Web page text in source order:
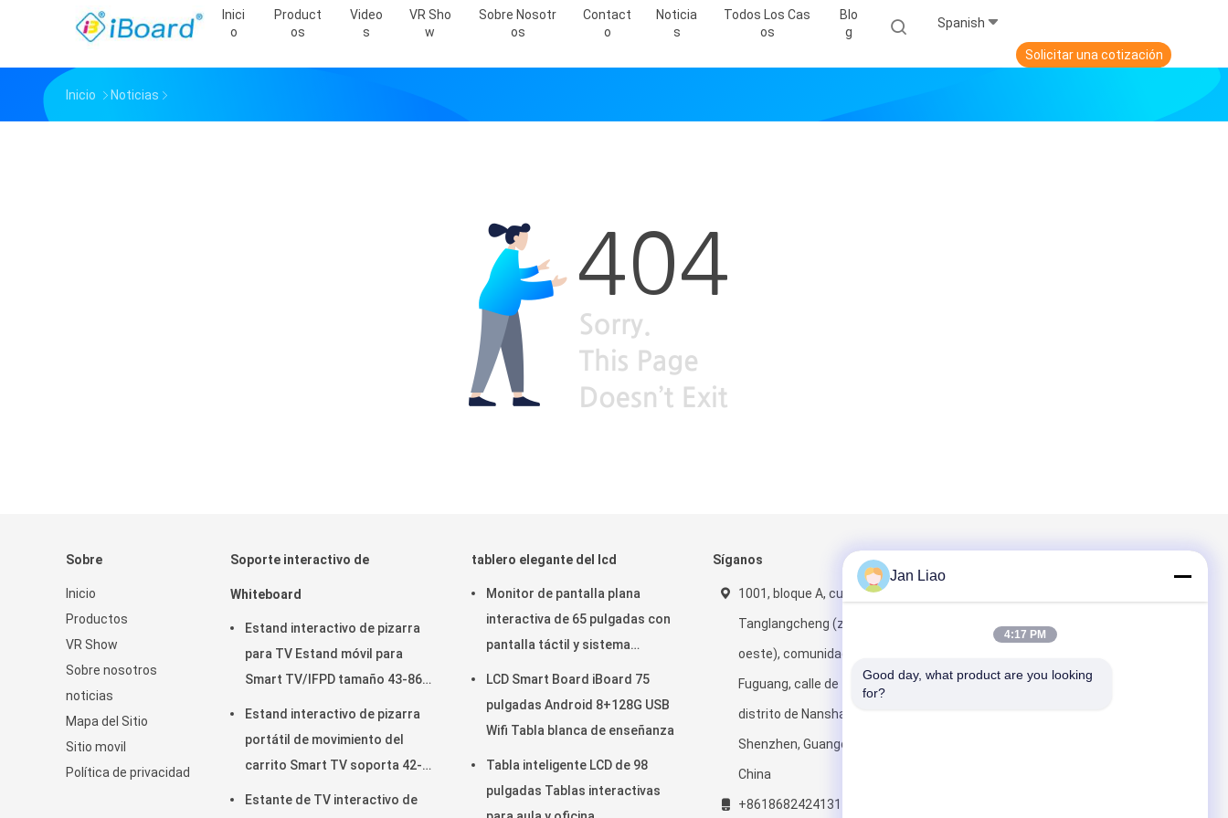
Inici
O
Product
Os
Video
S
VR Sho
W
Sobre Nosotr
Os
Contact
O
Noticia
S
Todos Los Cas
Os
Blo
G
Spanish
Solicitar una cotización
Inicio Noticias
Sobre
Inicio
Productos
VR Show
Sobre nosotros
noticias
Mapa del Sitio
Sitio movil
Política de privacidad
Soporte interactivo de
Whiteboard
Estand interactivo de pizarra
para TV Estand móvil para
Smart TV/IFPD tamaño 43-86
pulgadas
Estand interactivo de pizarra
portátil de movimiento del
carrito Smart TV soporta 42-
86 pulgadas
Estante de TV interactivo de
tablero elegante del lcd
Monitor de pantalla plana
interactiva de 65 pulgadas con
pantalla táctil y sistema
Android para aulas inteligentes
LCD Smart Board iBoard 75
pulgadas Android 8+128G USB
Wifi Tabla blanca de enseñanza
Tabla inteligente LCD de 98
pulgadas Tablas interactivas
Síganos
1001, bloque A, cuadrado de
Tanglangcheng (zona del
oeste), comunidad de
Fuguang, calle de Taoyuan,
distrito de Nanshan,
Shenzhen, Guangdong,
China
+8618682424131
Jan Liao
4:17 PM
Good day, what product are you looking
for?